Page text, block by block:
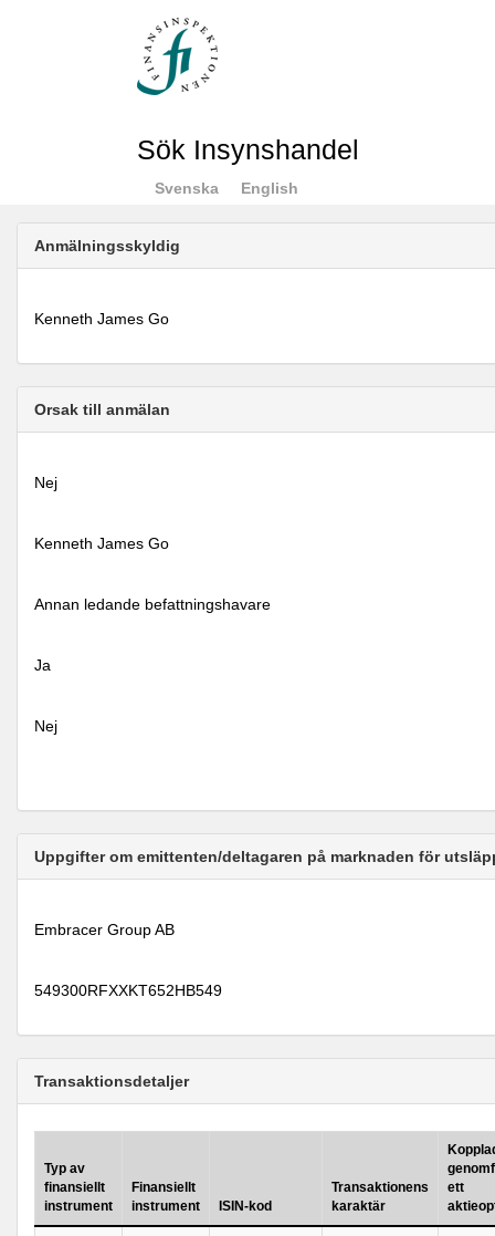
Sök Insynshandel
Svenska English
Anmälningsskyldig
Kenneth James Go
Orsak till anmälan
Nej
Kenneth James Go
Annan ledande befattningshavare
Ja
Nej
Uppgifter om emittenten/deltagaren på marknaden för
Embracer Group AB
549300RFXXKT652HB549
Transaktionsdetaljer
Typ av
finansiellt
instrument
Finansiellt
instrument
ISIN-kod
Transaktionens
karaktär
ett